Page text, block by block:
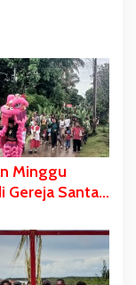
Minggu
Gereja Santa
Umat Katolik